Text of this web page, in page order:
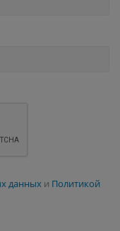
данных и Политикой